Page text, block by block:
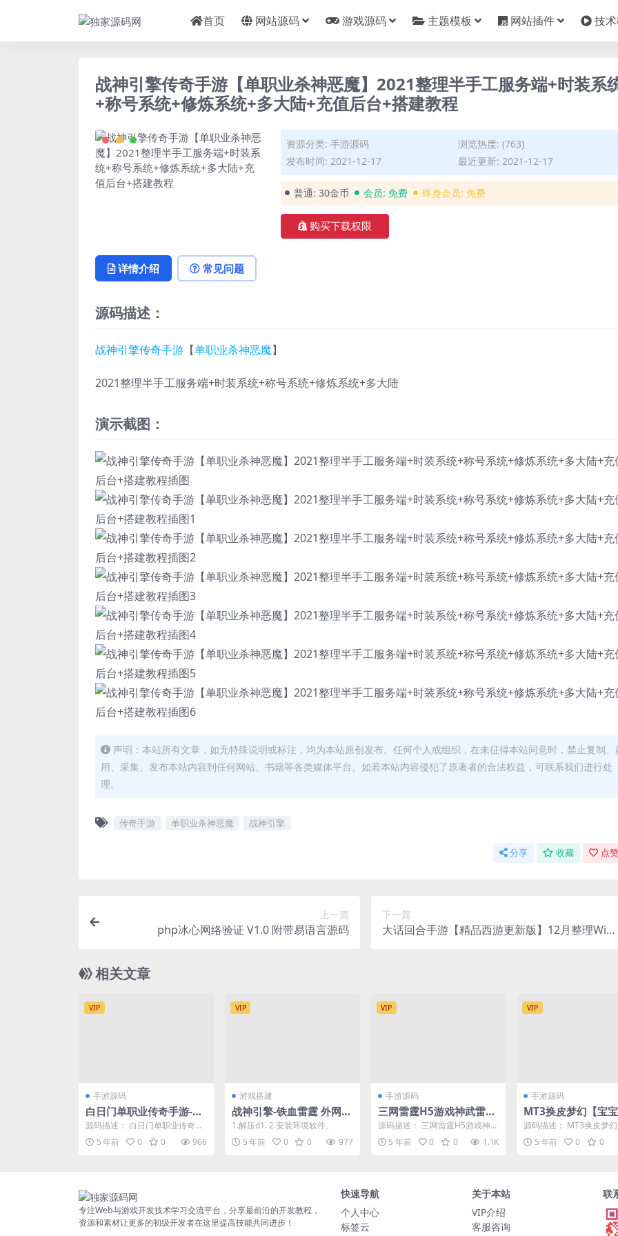
首页 网站源码 游戏源码 主题模板 网站插件 技
战神引擎传奇手游【单职业杀神恶魔】2021整理半手工服务端+时装系
+称号系统+修炼系统+多大陆+充值后台+搭建教程
资源分类: 手游源码
浏览热度: (763)
发布时间: 2021-12-17
最近更新: 2021-12-17
普通: 30金币 会员: 免费 终身会员: 免费
购买下载权限
详情介绍 常见问题
源码描述：
战神引擎传奇手游 【单职业杀神恶魔】
2021整理半手工服务端+时装系统+称号系统+修炼系统+多大陆
演示截图：
声明：本站所有文章，如无特殊说明或标注，均为本站原创发布。任何个人或组织，在未征得本站同意时，禁止复制、
用、采集、发布本站内容到任何网站、书籍等各类媒体平台。如若本站内容侵犯了原著者的合法权益，可联系我们进行处
理。
传奇手游 单职业杀神恶魔 战神引擎
分享 收藏 点
上一篇
php冰心网络验证 V1.0 附带易语言源码
下一篇
大话回合手游【精品西游更新版】12月整理Win
相关文章
VIP
手游源码
白日门单职业传奇手游-霸
者龙城-商业开服win端
+新玩法坐骑+架设教程+g
m工具+内充
源码描述： 白日门单职业传奇手
游霸者龙城-商业开服win端+新玩
法坐骑+架设教程...
5 年前 0 0 966
VIP
游戏搭建
战神引擎-铁血雷霆 外网架
设教程 战神架设教程 战神
引擎架设教程
1.解压d1. 2.安装环境软件。
5 年前
0 0 977
VIP
手游源码
三网雷霆H5游戏神武雷霆
H5+视频教程|Linux手工
服务端+GM授权后台
源码描述： 三网雷霆H5游戏神武
雷霆H5+视频教程|Linux手工服
务端+GM授...
5 年前 0 0 1.1K
VIP
手游源码
MT3换皮梦幻【宝
游】12月整理
服务端+GM后台+安
果双端
源码描述： MT3换皮梦幻
西游】12月整理Linux手工
+GM后台+...
5 年前 0 0
专注Web与游戏开发技术学习交流平台，分享最前沿的开发教程，
资源和素材让更多的初级开发者在这里提高技能共同进步！
快速导航
个人中心
标签云
关于本站
VIP介绍
客服咨询
联